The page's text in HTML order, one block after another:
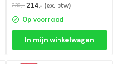
230,- 214,- (ex. btw)
Op voorraad
In mijn winkelwagen